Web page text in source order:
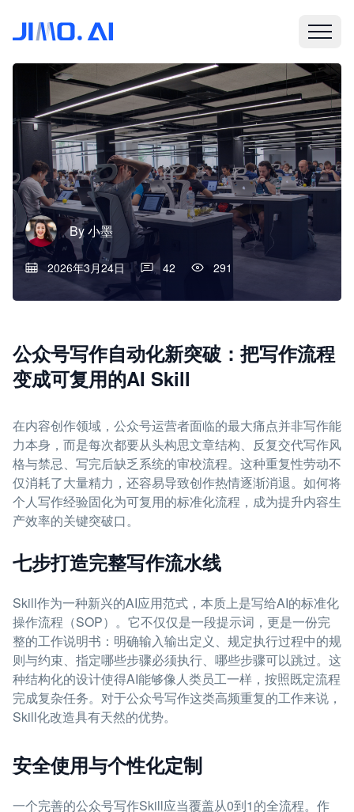
By小墨
2026年3月24日 42 291
公众号写作自动化新突破：把写作流程
变成可复用的AI Skill
在内容创作领域，公众号运营者面临的最大痛点并非写作能
力本身，而是每次都要从头构思文章结构、反复交代写作风
格与禁忌、写完后缺乏系统的审校流程。这种重复性劳动不
仅消耗了大量精力，还容易导致创作热情逐渐消退。如何将
个人写作经验固化为可复用的标准化流程，成为提升内容生
产效率的关键突破口。
七步打造完整写作流水线
Skill作为一种新兴的AI应用范式，本质上是写给AI的标准化
操作流程（SOP）。它不仅仅是一段提示词，更是一份完
整的工作说明书：明确输入输出定义、规定执行过程中的规
则与约束、指定哪些步骤必须执行、哪些步骤可以跳过。这
种结构化的设计使得AI能够像人类员工一样，按照既定流程
完成复杂任务。对于公众号写作这类高频重复的工作来说，
Skill化改造具有天然的优势。
安全使用与个性化定制
一个完善的公众号写作Skill应当覆盖从0到1的全流程。作